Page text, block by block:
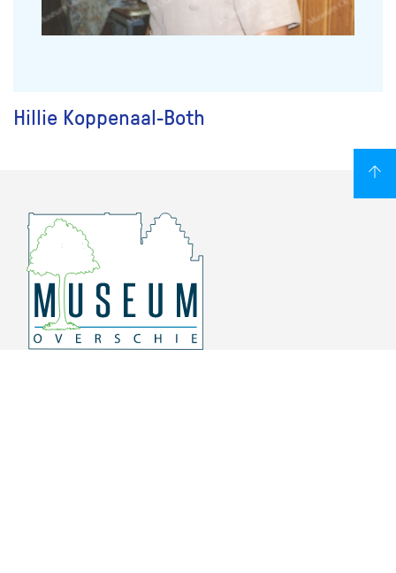
Hillie Koppenaal-Both